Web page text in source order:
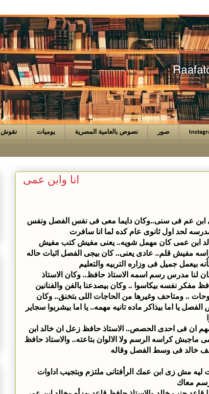
نقوش يوميات نصوص بالعامية المصرية صور
انا وابن عمى
ابن عم فى سنى..وكان دايما معى فى نفس الفصل ونفس
لحد اول ثانوى عام كده لما انا سافرت
ابن عمى كان مهمل شويه.. يعنى مفيش كتب مفيش
مفيش قلم.. عادى يعنى.. كان بيجى الفصل اثبات حاله
بيعمل جميل فى وزاره التربيه والتعليم
لنا مدرس رسم اسمه الاستاذ حافظ.. وكان الاستاذ
مفكر نفسه بيكاسوا .. وكان بيصدعنا بالفن والفنانين
.. ومتاحف وغيرها من الحاجات اللى بتخنق.. وكان
يا اما بيذاكر ماده تانيه مهمه.. يا اما بيشربوا سجاير
ان فى احدى الحصص.. الاستاذ حافظ زعل ان خالد ابن
ماجبش كراسه الرسم ولا الالوان بتاعته.. والاستاذ حافظ
خالد فى وسط الفصل وقاله
ليه مش زى ابن عمك الرأفتانى ملتزم وبتجيب اداوات
معاك